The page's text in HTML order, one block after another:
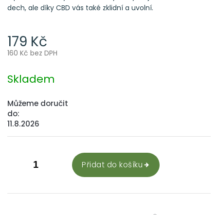
179 Kč
160 Kč bez DPH
cena:
Skladem
Můžeme doručit
do:
11.8.2026
Přidat do košíku
dech, ale díky CBD vás také zklidní a uvolní.